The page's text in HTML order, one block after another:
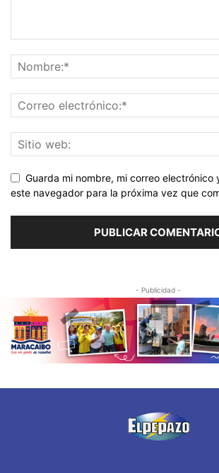
Guarda mi nombre, mi correo electrónico
este navegador para la próxima vez que
- Publicidad -